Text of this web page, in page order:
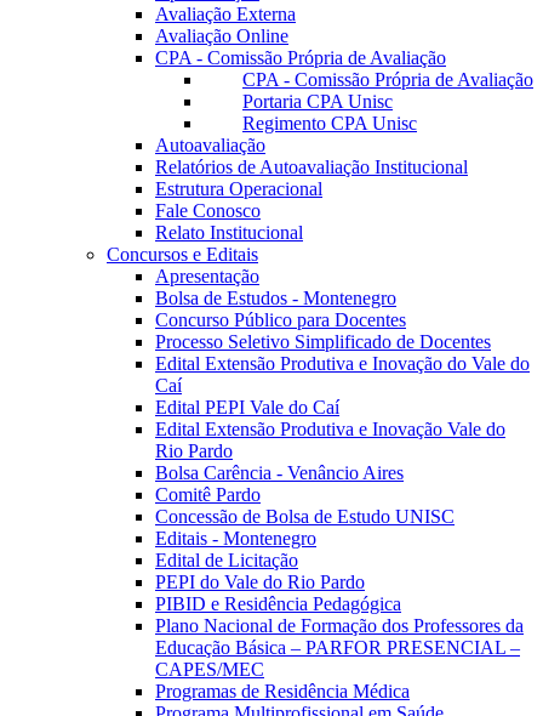
Avaliação Externa
Avaliação Online
CPA - Comissão Própria de Avaliação
CPA - Comissão Própria de Avaliação
Portaria CPA Unisc
Regimento CPA Unisc
Autoavaliação
Relatórios de Autoavaliação Institucional
Estrutura Operacional
Fale Conosco
Relato Institucional
Concursos e Editais
Apresentação
Bolsa de Estudos - Montenegro
Concurso Público para Docentes
Processo Seletivo Simplificado de Docentes
Edital Extensão Produtiva e Inovação do Vale do
Caí
Edital PEPI Vale do Caí
Edital Extensão Produtiva e Inovação Vale do
Rio Pardo
Bolsa Carência - Venâncio Aires
Comitê Pardo
Concessão de Bolsa de Estudo UNISC
Editais - Montenegro
Edital de Licitação
PEPI do Vale do Rio Pardo
PIBID e Residência Pedagógica
Plano Nacional de Formação dos Professores da
Educação Básica – PARFOR PRESENCIAL –
CAPES/MEC
Programas de Residência Médica